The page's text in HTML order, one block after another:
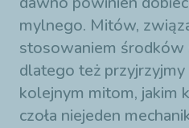
mylnego. Mitów,
stosowaniem środków
dlatego też
kolejnym mitom, jakim
czoła niejeden